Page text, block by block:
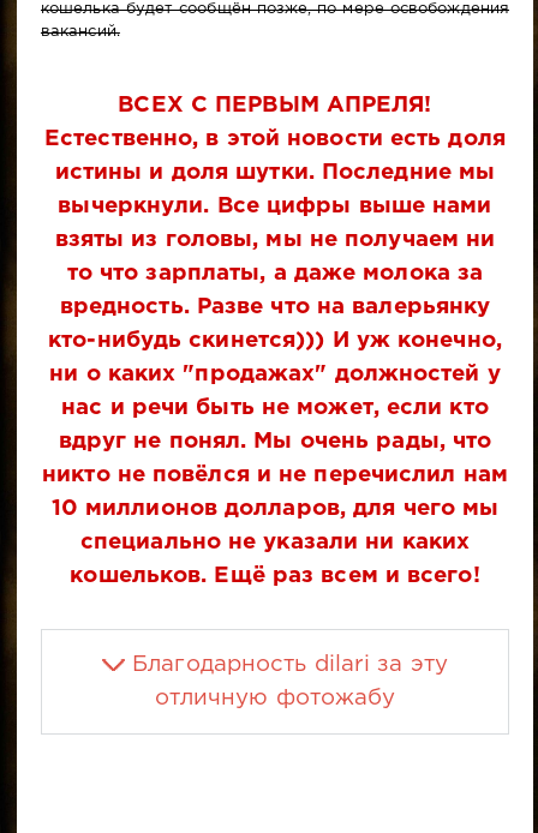
кошелька будет сообщён позже, по мере освобождения
вакансий.
ВСЕХ С ПЕРВЫМ АПРЕЛЯ!
Естественно, в этой новости есть доля
истины и доля шутки. Последние мы
вычеркнули. Все цифры выше нами
взяты из головы, мы не получаем ни
то что зарплаты, а даже молока за
вредность. Разве что на валерьянку
кто-нибудь скинется))) И уж конечно,
ни о каких "продажах" должностей у
нас и речи быть не может, если кто
вдруг не понял. Мы очень рады, что
никто не повёлся и не перечислил нам
10 миллионов долларов, для чего мы
специально не указали ни каких
кошельков. Ещё раз всем и всего!
Благодарность dilari за эту
отличную фотожабу